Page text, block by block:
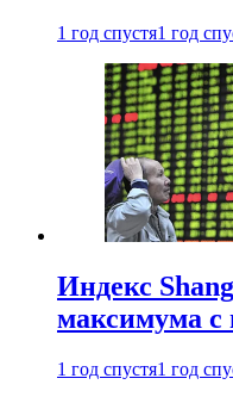
1 год спустя1 год
Индекс
максимума с
1 год спустя1 год